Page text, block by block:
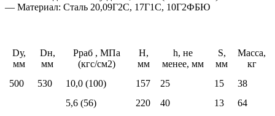
— Материал: Сталь 20,09Г2С, 17Г1С, 10Г2ФБЮ
Dу,
мм
Dн,
мм
Pраб , МПа
(кгс/см2)
H,
мм
h, не
менее, мм
S,
мм
Масса,
кг
500
530 10,0 (100) 157 25 15 38
5,6 (56) 220 40 13
64